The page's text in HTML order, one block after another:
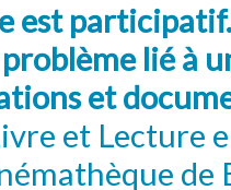
est
lié à
et
et Lecture
de